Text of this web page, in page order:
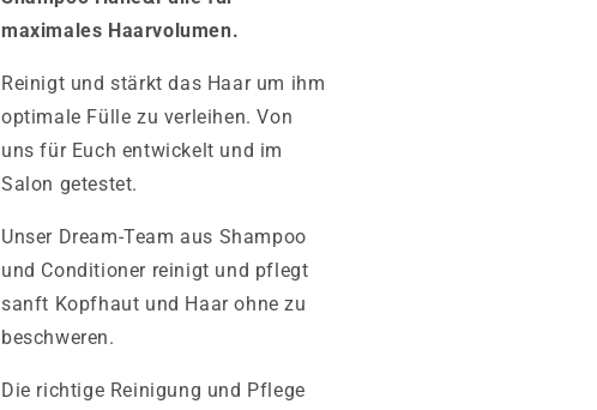
maximales Haarvolumen.
Reinigt und stärkt das Haar um ihm
optimale Fülle zu verleihen. Von
uns für Euch entwickelt und im
Salon getestet.
Unser Dream-Team aus Shampoo
und Conditioner reinigt und pflegt
sanft Kopfhaut und Haar ohne zu
beschweren.
Die richtige Reinigung und Pflege